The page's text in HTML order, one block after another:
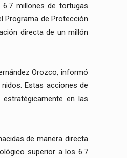
millones de tortugas
Programa de Protección
directa de un millón
Orozco, informó
Estas acciones de
en las
de manera directa
superior a los 6.7